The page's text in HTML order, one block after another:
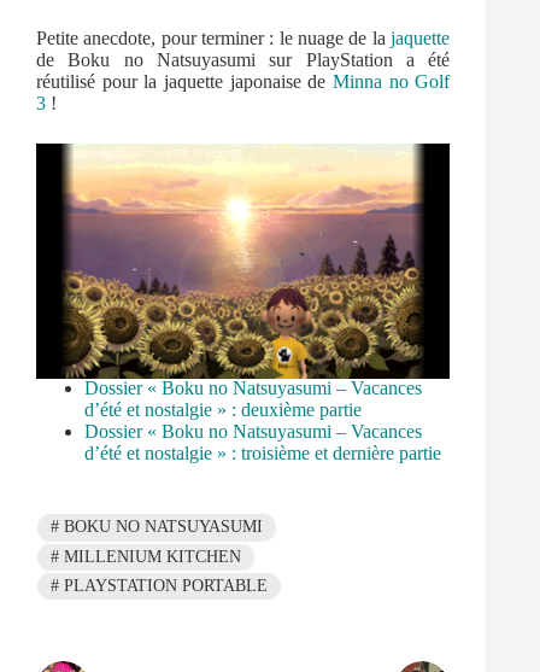
Petite anecdote, pour terminer : le nuage de lajaquette
de Boku no Natsuyasumi sur PlayStation a été
réutilisé pour la jaquette japonaise de Minna no Golf
3 !
Dossier « Boku no Natsuyasumi – Vacances
d’été et nostalgie » : deuxième partie
Dossier « Boku no Natsuyasumi – Vacances
d’été et nostalgie » : troisième et dernière partie
#BOKU NO NATSUYASUMI
#MILLENIUM KITCHEN
#PLAYSTATION PORTABLE